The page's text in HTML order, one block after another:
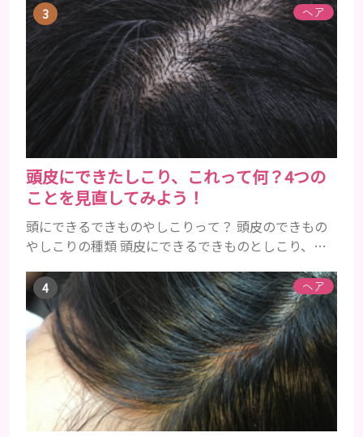
まれるアレルギーを起こすおそれのある成分 まず、
普段お使いの歯磨き粉に含まれているどの成分にア
レルギーを引き起こすおそれがあるのかを説明しま
すね。 •フッ素･･･歯の表面のエナメルを守り強くし
たり、虫歯と防ぐ働きを持つ成分 •香味料 ･･･歯磨き
粉の風味や爽...
ヘア
頭皮にできたしこり、これって何？4つの
ことを見直してみよう！
頭にできるできものやしこりって？ 頭皮のできもの
やしこりの種類 頭皮にできるできものとしこり、と
も違いますし、症状や種類によっても違います。まず
はどんな病気なのか、よりも、どんな種類のできも
のやしこりがあるのかを解説いきましょう。 水疱 ご
存知の方もいらっしゃるかと思いますが、すいほ
う、と読みます。これは表皮や表皮下にできるもので
す。表皮は0.2mmほ...
ヘア